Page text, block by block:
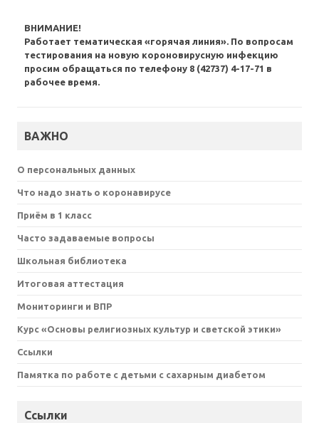
ВНИМАНИЕ!
Работает тематическая «горячая линия». По вопросам
тестирования на новую короновирусную инфекцию
просим обращаться по телефону 8 (42737) 4-17-71 в
рабочее время.
ВАЖНО
О персональных данных
Что надо знать о коронавирусе
Приём в 1 класс
Часто задаваемые вопросы
Школьная библиотека
Итоговая аттестация
Мониторинги и ВПР
Курс «Основы религиозных культур и светской этики»
Ссылки
Памятка по работе с детьми с сахарным диабетом
Ссылки